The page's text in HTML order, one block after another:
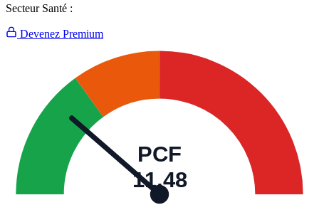
Secteur Santé :
Devenez Premium
PCF
11,48